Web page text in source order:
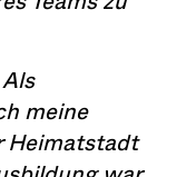
meine
Heimatstadt